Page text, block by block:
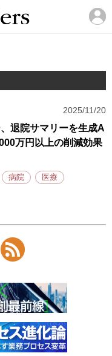
2025/11/20
退院サマリーを生成A
万円以上の削減効果
病院 医療